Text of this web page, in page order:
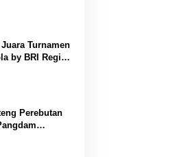
Turnamen
by BRI Region
Perebutan
Cup